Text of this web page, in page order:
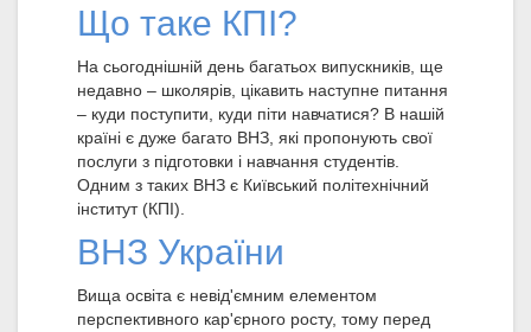
Що таке КПІ?
На сьогоднішній день багатьох випускників, ще
недавно – школярів, цікавить наступне питання
– куди поступити, куди піти навчатися? В нашій
країні є дуже багато ВНЗ, які пропонують свої
послуги з підготовки і навчання студентів.
Одним з таких ВНЗ є Київський політехнічний
інститут (КПІ).
ВНЗ України
Вища освіта є невід'ємним елементом
перспективного кар'єрного росту, тому перед